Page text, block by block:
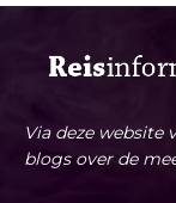
Via deze website
blogs over de